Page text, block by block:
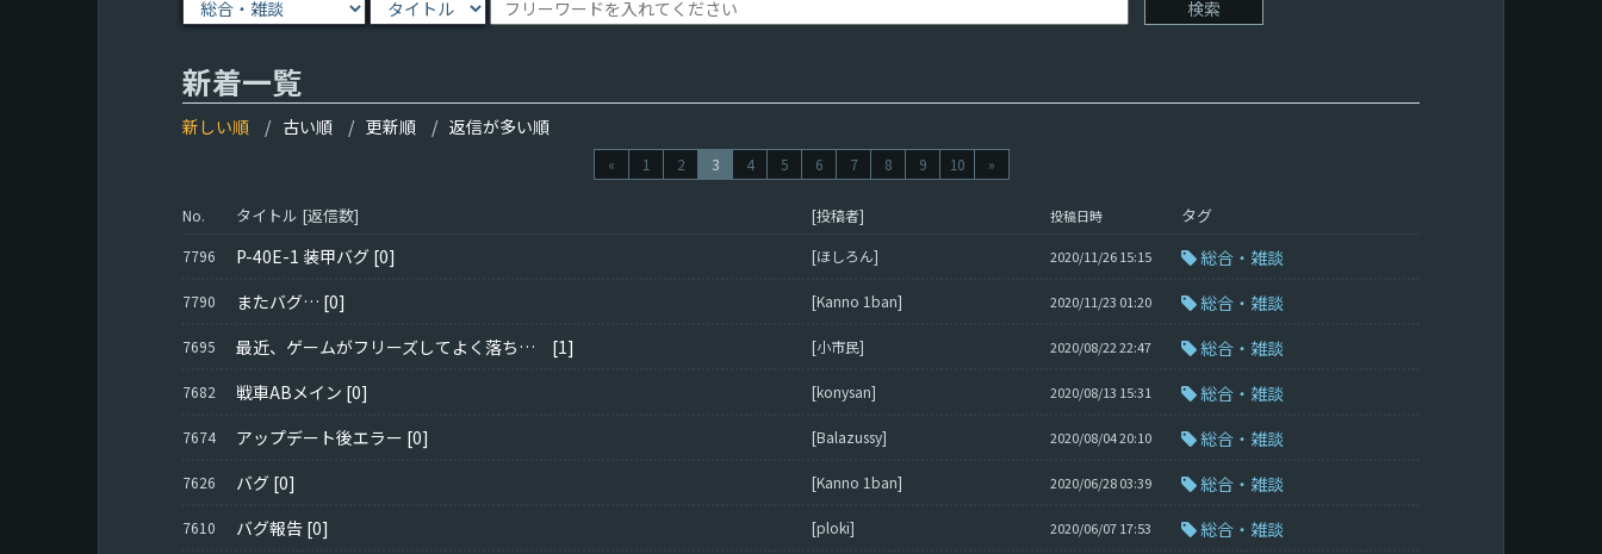
新着一覧
新しい順 古い順 更新順 返信が多い順
« 1 2 3 4 5 6 7 8 9 10 »
No. タイトル [返信数] [投稿者] 投稿日時 タグ
7796 P-40E-1 装甲バグ [0] [ほしろん] 2020/11/26 15:15 総合・雑談
7790 またバグ… [0] [Kanno 1ban] 2020/11/23 01:20 総合・雑談
7695 最近、ゲームがフリーズしてよく落ちるんだが。。 [1] [小市民] 2020/08/22 22:47 総合・雑談
7682 戦車ABメイン [0] [konysan] 2020/08/13 15:31 総合・雑談
7674 アップデート後エラー [0] [Balazussy] 2020/08/04 20:10 総合・雑談
7626 バグ [0] [Kanno 1ban] 2020/06/28 03:39 総合・雑談
7610 バグ報告 [0] [ploki] 2020/06/07 17:53 総合・雑談